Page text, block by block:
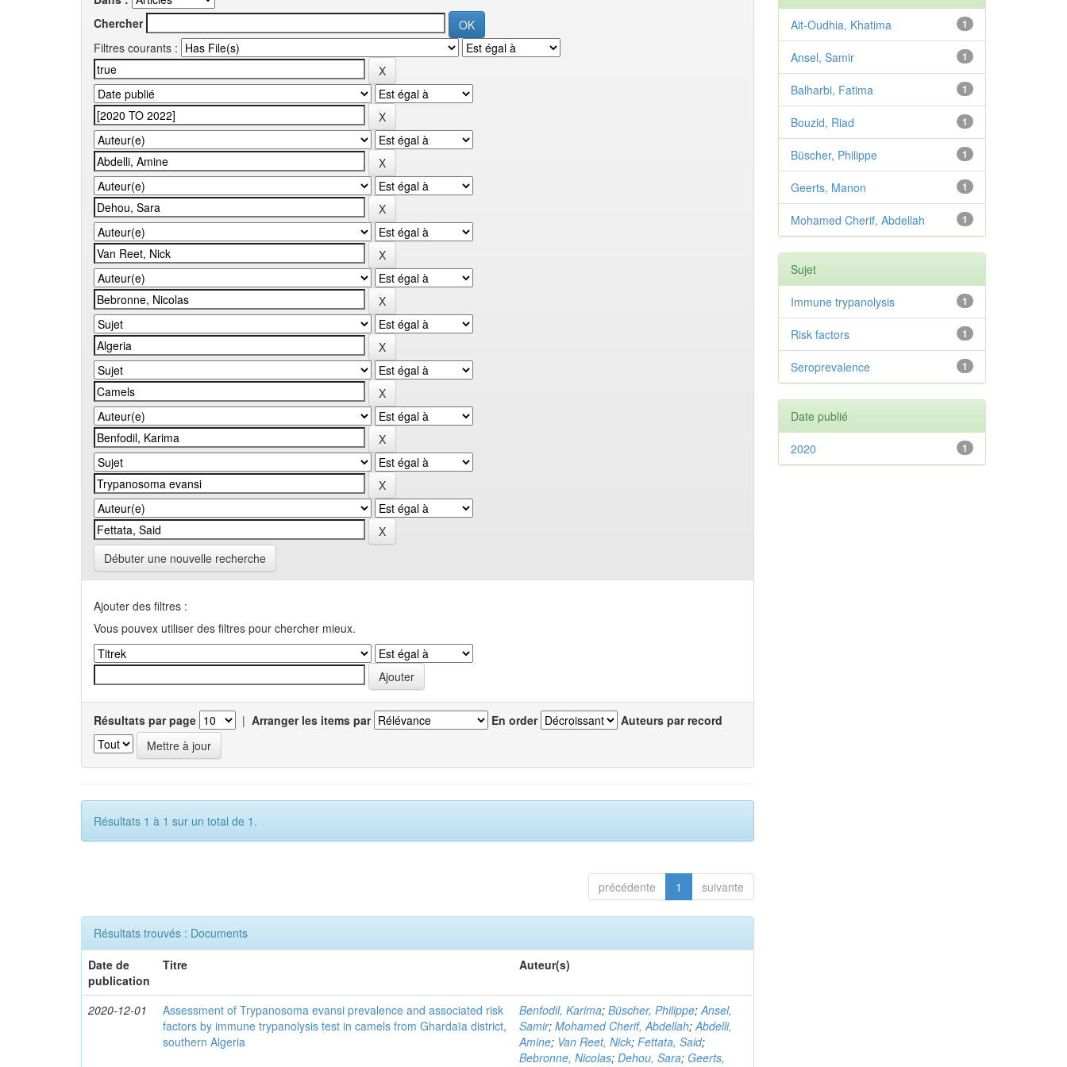
Chercher
Filtres courants :
Débuter une nouvelle recherche
Ajouter des filtres :
Vous pouvex utiliser des filtres pour chercher mieux.
Résultats par page | Arranger les items par En order Auteurs par record
Résultats 1 à 1 sur un total de 1.
précédente 1 suivante
Résultats trouvés : Documents
Date de
publication
Titre Auteur(s)
2020-12-01
Assessment of Trypanosoma evansi prevalence and associated risk
factors by immune trypanolysis test in camels from Ghardaïa district,
southern Algeria
Benfodil, Karima;Büscher, Philippe;Ansel,
Samir;Mohamed Cherif, Abdellah;Abdelli,
Amine; Van Reet, Nick;Fettata, Said;
Bebronne, Nicolas;Dehou, Sara; Geerts,
1
Ait-Oudhia, Khatima
1
Ansel, Samir
1
Balharbi, Fatima
1
Bouzid, Riad
1
Büscher, Philippe
1
Geerts, Manon
1
Mohamed Cherif, Abdellah
Sujet
1
Immune trypanolysis
1
Risk factors
1
Seroprevalence
Date publié
1
2020